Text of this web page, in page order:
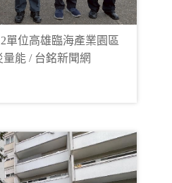
位高雄臨海產業園區
能 / 台銘新聞網